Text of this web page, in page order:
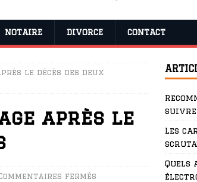
NOTAIRE DIVORCE CONTACT
le décès des deux
après le
fermés
suivre
Les
Quels